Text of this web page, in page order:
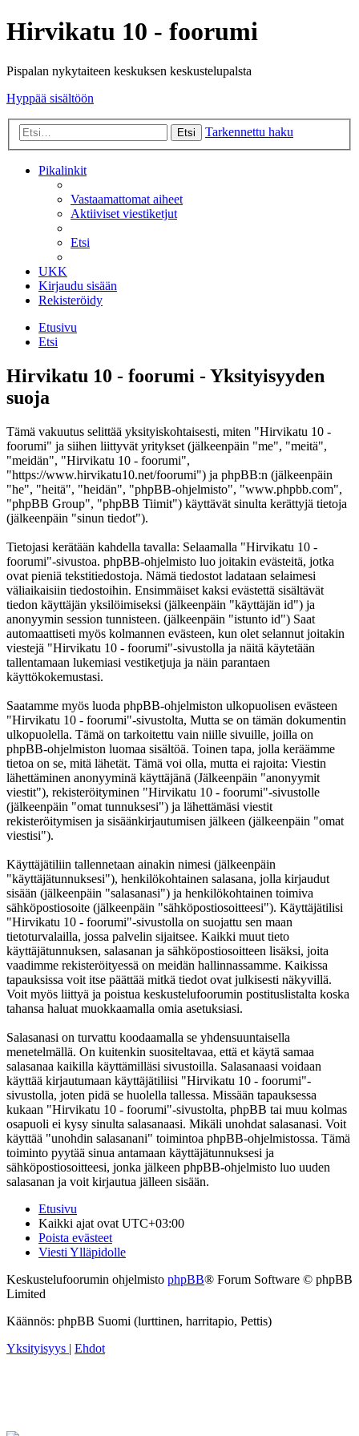
Hirvikatu 10 - foorumi
Pispalan nykytaiteen keskuksen keskustelupalsta
Hyppää sisältöön
Etsi Tarkennettu haku
Pikalinkit
Vastaamattomat aiheet
Aktiiviset viestiketjut
Etsi
UKK
Kirjaudu sisään
Rekisteröidy
Etusivu
Etsi
Hirvikatu 10 - foorumi - Yksityisyyden
suoja
Tämä vakuutus selittää yksityiskohtaisesti, miten "Hirvikatu 10 -
foorumi" ja siihen liittyvät yritykset (jälkeenpäin "me", "meitä",
"meidän", "Hirvikatu 10 - foorumi",
"https://www.hirvikatu10.net/foorumi") ja phpBB:n (jälkeenpäin
"he", "heitä", "heidän", "phpBB-ohjelmisto", "www.phpbb.com",
"phpBB Group", "phpBB Tiimit") käyttävät sinulta kerättyjä tietoja
(jälkeenpäin "sinun tiedot").
Tietojasi kerätään kahdella tavalla: Selaamalla "Hirvikatu 10 -
foorumi"-sivustoa. phpBB-ohjelmisto luo joitakin evästeitä, jotka
ovat pieniä tekstitiedostoja. Nämä tiedostot ladataan selaimesi
väliaikaisiin tiedostoihin. Ensimmäiset kaksi evästettä sisältävät
tiedon käyttäjän yksilöimiseksi (jälkeenpäin "käyttäjän id") ja
anonyymin session tunnisteen. (jälkeenpäin "istunto id") Saat
automaattiseti myös kolmannen evästeen, kun olet selannut joitakin
viestejä "Hirvikatu 10 - foorumi"-sivustolla ja näitä käytetään
tallentamaan lukemiasi vestiketjuja ja näin parantaen
käyttökokemustasi.
Saatamme myös luoda phpBB-ohjelmiston ulkopuolisen evästeen
"Hirvikatu 10 - foorumi"-sivustolta, Mutta se on tämän dokumentin
ulkopuolella. Tämä on tarkoitettu vain niille sivuille, joilla on
phpBB-ohjelmiston luomaa sisältöä. Toinen tapa, jolla keräämme
tietoa on se, mitä lähetät. Tämä voi olla, mutta ei rajoita: Viestin
lähettäminen anonyyminä käyttäjänä (Jälkeenpäin "anonyymit
viestit"), rekisteröityminen "Hirvikatu 10 - foorumi"-sivustolle
(jälkeenpäin "omat tunnuksesi") ja lähettämäsi viestit
rekisteröitymisen ja sisäänkirjautumisen jälkeen (jälkeenpäin "omat
viestisi").
Käyttäjätiliin tallennetaan ainakin nimesi (jälkeenpäin
"käyttäjätunnuksesi"), henkilökohtainen salasana, jolla kirjaudut
sisään (jälkeenpäin "salasanasi") ja henkilökohtainen toimiva
sähköpostiosoite (jälkeenpäin "sähköpostiosoitteesi"). Käyttäjätilisi
"Hirvikatu 10 - foorumi"-sivustolla on suojattu sen maan
tietoturvalailla, jossa palvelin sijaitsee. Kaikki muut tieto
käyttäjätunnuksen, salasanan ja sähköpostiosoitteen lisäksi, joita
vaadimme rekisteröityessä on meidän hallinnassamme. Kaikissa
tapauksissa voit itse päättää mitkä tiedot ovat julkisesti näkyvillä.
Voit myös liittyä ja poistua keskustelufoorumin postituslistalta koska
tahansa haluat muokkaamalla omia asetuksiasi.
Salasanasi on turvattu koodaamalla se yhdensuuntaisella
menetelmällä. On kuitenkin suositeltavaa, että et käytä samaa
salasanaa kaikilla käyttämilläsi sivustoilla. Salasanaasi voidaan
käyttää kirjautumaan käyttäjätiliisi "Hirvikatu 10 - foorumi"-
sivustolla, joten pidä se huolella tallessa. Missään tapauksessa
kukaan "Hirvikatu 10 - foorumi"-sivustolta, phpBB tai muu kolmas
osapuoli ei kysy sinulta salasanaasi. Mikäli unohdat salasanasi. Voit
käyttää "unohdin salasanani" toimintoa phpBB-ohjelmistossa. Tämä
toiminto pyytää sinua antamaan käyttäjätunnuksesi ja
sähköpostiosoitteesi, jonka jälkeen phpBB-ohjelmisto luo uuden
salasanan ja voit kirjautua jälleen sisään.
Etusivu
Kaikki ajat ovat UTC+03:00
Poista evästeet
Viesti Ylläpidolle
Keskustelufoorumin ohjelmisto phpBB® Forum Software © phpBB
Limited
Käännös: phpBB Suomi (lurttinen, harritapio, Pettis)
Yksityisyys | Ehdot